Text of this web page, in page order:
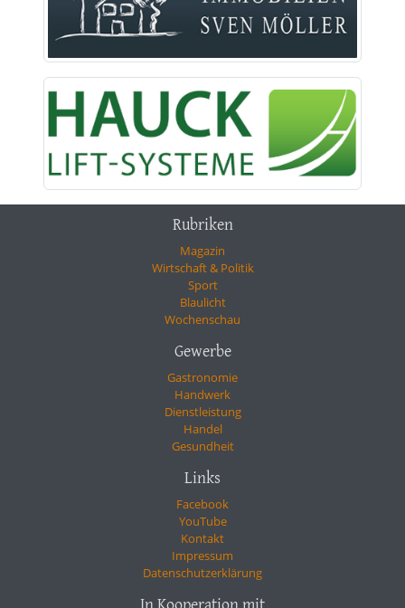
Rubriken
Magazin
Wirtschaft & Politik
Sport
Blaulicht
Wochenschau
Gewerbe
Gastronomie
Handwerk
Dienstleistung
Handel
Gesundheit
Links
Facebook
YouTube
Kontakt
Impressum
Datenschutzerklärung